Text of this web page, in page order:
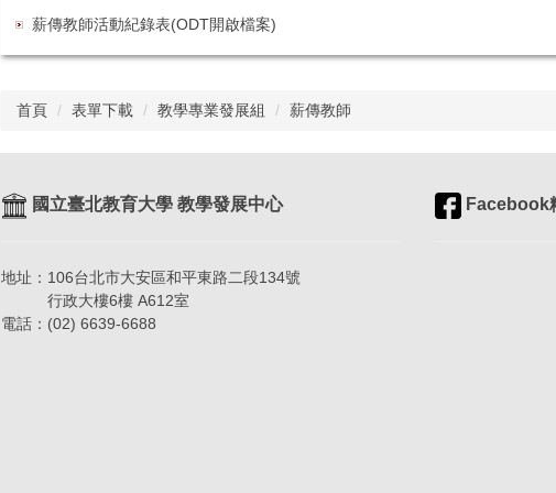
薪傳教師活動紀錄表(ODT開啟檔案)
首頁 表單下載 教學專業發展組 薪傳教師
國立臺北教育大學 教學發展中心
地址：106台北市大安區和平東路二段134號
行政大樓6樓 A612室
電話：(02) 6639-6688
Facebook